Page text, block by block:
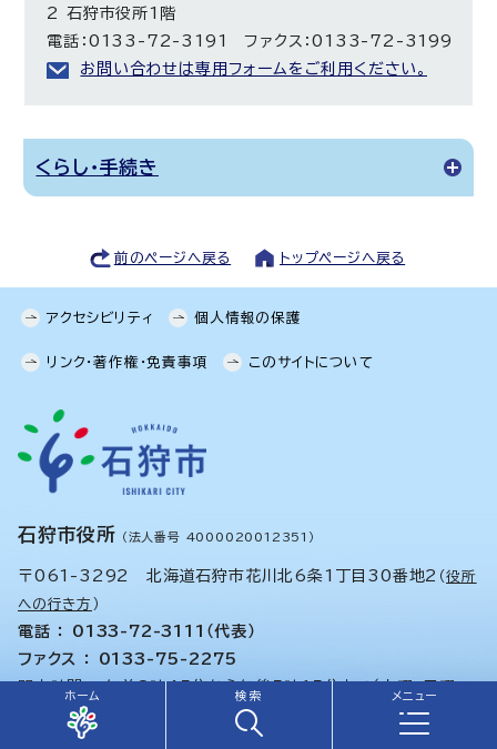
2 石狩市役所1階
電話：0133-72-3191 ファクス：0133-72-3199
お問い合わせは専用フォームをご利用ください。
くらし・手続き
前のページへ戻る トップページへ戻る
ホーム 検索 メニュー
アクセシビリティ 個人情報の保護
リンク・著作権・免責事項 このサイトについて
石狩市役所 （法人番号 4000020012351）
〒061-3292 北海道石狩市花川北6条1丁目30番地2 （役所
への行き方 ）
電話 ： 0133-72-3111（代表）
ファクス ： 0133-75-2275
開庁時間 ： 午前8時45分から午後5時15分まで（土曜、日曜、
祝日、年末年始は除く）